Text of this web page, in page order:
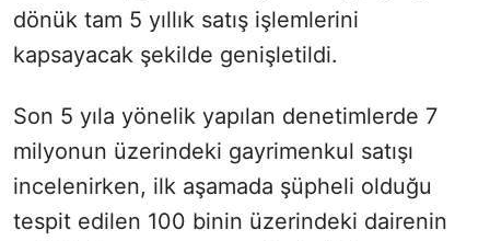
dönük tam 5 yıllık satış işlemlerini
kapsayacak şekilde genişletildi.
Son 5 yıla yönelik yapılan denetimlerde 7
milyonun üzerindeki gayrimenkul satışı
incelenirken, ilk aşamada şüpheli olduğu
tespit edilen 100 binin üzerindeki dairenin